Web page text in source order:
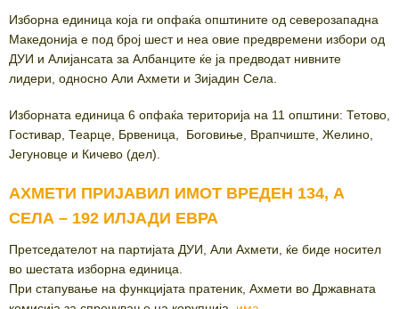
Изборна единица која ги опфаќа општините од северозападна
Македонија е под број шест и неа овие предвремени избори од
ДУИ и Алијансата за Албанците ќе ја предводат нивните
лидери, односно Али Ахмети и Зијадин Села.
Изборната единица 6 опфаќа територија на 11 општини: Тетово,
Гостивар, Теарце, Брвеница, Боговиње, Врапчиште, Желино,
Јегуновце и Кичево (дел).
АХМЕТИ ПРИЈАВИЛ ИМОТ ВРЕДЕН 134, А
СЕЛА – 192 ИЛЈАДИ ЕВРА
Претседателот на партијата ДУИ, Али Ахмети, ќе биде носител
во шестата изборна единица.
При стапување на функцијата пратеник, Ахмети во Државната